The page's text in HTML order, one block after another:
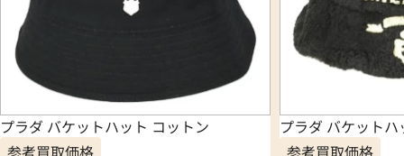
プラダ バケットハット コットン
プラダ バケット